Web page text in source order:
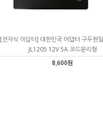
[전자식 아답터] 대한민국 어댑터 구두현
JL1205 12V 5A 코드분리형
8,600원